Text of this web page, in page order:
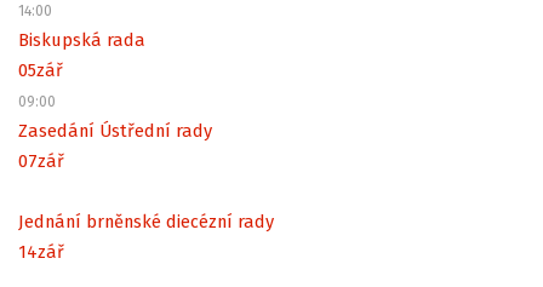
14:00
Biskupská rada
05zář
09:00
Zasedání Ústřední rady
07zář
Jednání brněnské diecézní rady
14zář